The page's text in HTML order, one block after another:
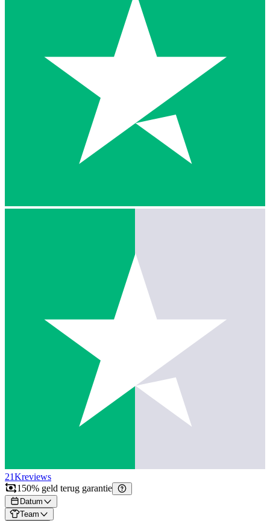
21Kreviews
150% geld terug garantie
Datum
Team